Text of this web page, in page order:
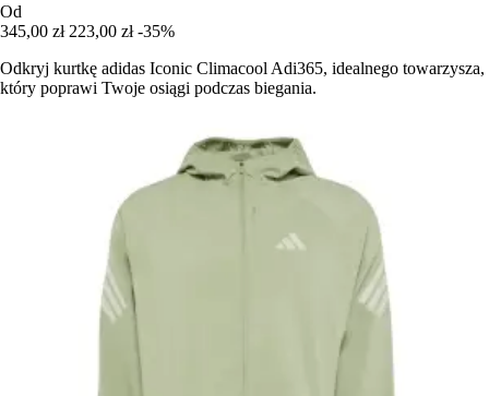
Od
345,00 zł 223,00 zł -35%
Odkryj kurtkę adidas Iconic Climacool Adi365, idealnego towarzysza,
który poprawi Twoje osiągi podczas biegania.